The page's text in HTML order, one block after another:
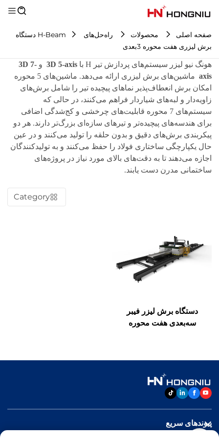
صفحه اصلی محصولات راه‌حل‌های H-Beam
دستگاه
برش لیزری هفت محوره 3بعدی
هونگ نیو لیزر سیستم‌های پردازش تیر H با 3D 5-axis و 3D 7-
axis
ماشین‌های برش لیزری ارائه می‌دهد. ماشین‌های 5 محوره
امکان برش انعطاف‌پذیر نماهای پیچیده تیر را شامل برش‌های
زاویه‌دار و لبه‌های شیاردار فراهم می‌کنند، در حالی که
سیستم‌های 7 محوره قابلیت‌های چرخشی و کج‌شدگی اضافی
برای هندسه‌های پیچیده‌تر و تیرهای سازه‌ای بزرگ‌تر دارند. هر دو
پیکربندی برش‌های دقیق و بدون حلقه را تولید می‌کنند و در عین
حال یکپارچگی ساختاری فولاد را حفظ می‌کنند و به تولیدکنندگان
اجازه می‌دهند تا به دقت‌های بالای مورد نیاز در پروژه‌های
ساختمانی مدرن دست یابند.
Category
دستگاه برش لیزر فیبر
سه‌بعدی هفت محوره
پیوندهای سریع